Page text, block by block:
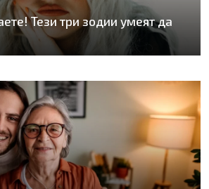
Тези три зодии умеят да